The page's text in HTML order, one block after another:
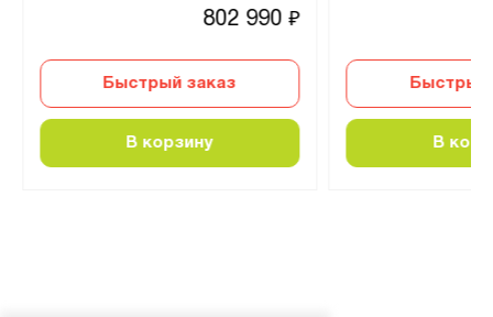
802 990₽
Быстрый заказ
В корзину
Быстрый
В